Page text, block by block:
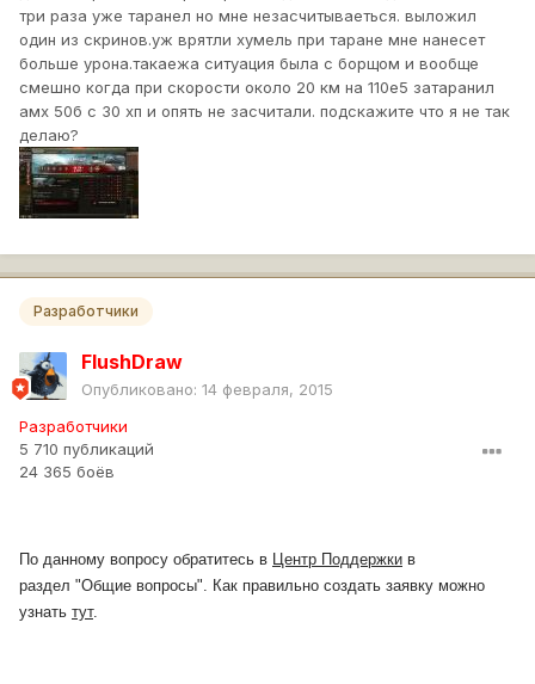
три раза уже таранел но мне незасчитываеться. выложил
один из скринов.уж врятли хумель при таране мне нанесет
больше урона.такаежа ситуация была с борщом и вообще
смешно когда при скорости около 20 км на 110е5 затаранил
амх 50б с 30 хп и опять не засчитали. подскажите что я не так
делаю?
Разработчики
FlushDraw
Опубликовано: 14 февраля, 2015
Разработчики
5 710 публикаций
24 365 боёв
По данному вопросу обратитесь в Центр Поддержки в
раздел "Общие вопросы". Как правильно создать заявку можно
узнать тут.